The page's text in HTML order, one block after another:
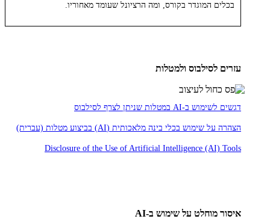
בכלים המוגדר בקורס, ומה הרציונל שעומד מאחוריו.
עזרים לסילבוס ולמטלות
דגשים לשימוש ב-AI במטלות שניתן לצרף לסילבוס
הצהרה על שימוש בכלי בינה מלאכותית (AI) בביצוע מטלות (עברית)
Disclosure of the Use of Artificial Intelligence (AI) Tools
איסור מוחלט על שימוש ב-AI